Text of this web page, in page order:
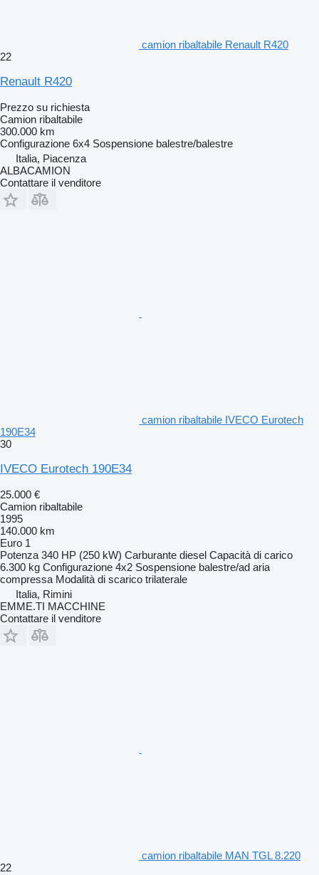
camion ribaltabile Renault R420
22
Renault R420
Prezzo su richiesta
Camion ribaltabile
300.000 km
Configurazione 6x4 Sospensione balestre/balestre
Italia, Piacenza
ALBACAMION
Contattare il venditore
camion ribaltabile IVECO Eurotech
190E34
30
IVECO Eurotech 190E34
25.000 €
Camion ribaltabile
1995
140.000 km
Euro 1
Potenza 340 HP (250 kW) Carburante diesel Capacità di carico
6.300 kg Configurazione 4x2 Sospensione balestre/ad aria
compressa Modalità di scarico trilaterale
Italia, Rimini
EMME.TI MACCHINE
Contattare il venditore
camion ribaltabile MAN TGL 8.220
22